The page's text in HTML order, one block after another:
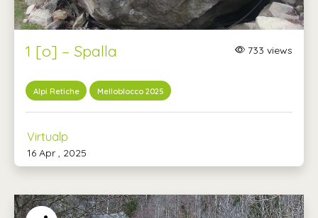
1 [o] – Spalla 733 views
Alpi Retiche Melloblocco 2025
Virtualp
16 Apr , 2025